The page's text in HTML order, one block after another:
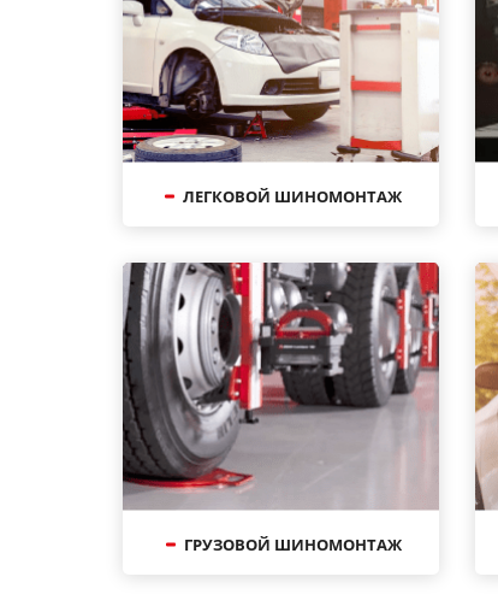
ЛЕГКОВОЙ ШИНОМОНТАЖ
ГРУЗОВОЙ ШИНОМОНТАЖ